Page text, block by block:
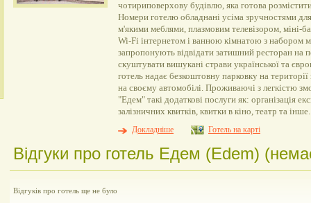
чотириповерхову будівлю, яка готова
Номери готелю обладнані усіма зручностями
м'якими меблями, плазмовим телевізором, міні-
Wi-Fi інтернетом і ванною кімнатою з набором
запропонують відвідати затишний ресторан на
скуштувати вишукані страви української та
готель надає безкоштовну парковку на
на своєму автомобілі. Проживаючі з легкістю
"Едем" такі додаткові послуги як: організація
залізничних квитків, квитки в кіно, театр та інше.
Докладніше
Готель на карті
Відгуки про готель Едем (Edem)
Відгуків про готель ще не було